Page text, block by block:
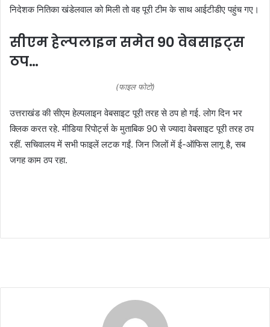
निदेशक नितिका खंडेलवाल को मिली तो वह पूरी टीम के साथ आईटीडीए पहुंच गए।
सीएम हेल्पलाइन समेत 90 वेबसाइट्स
ठप…
(फाइल फोटो)
उत्तराखंड की सीएम हेल्पलाइन वेबसाइट पूरी तरह से ठप हो गई. लोग दिन भर
क्लिक करत रहे. मीडिया रिपोर्ट्स के मुताबिक 90 से ज्यादा वेबसाइट पूरी तरह ठप
रहीं. सचिवालय में सभी फाइलें लटक गईं. जिन जिलों में ई-ऑफिस लागू है, सब
जगह काम ठप रहा.